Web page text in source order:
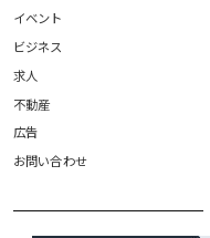
イベント
ビジネス
求人
不動産
広告
お問い合わせ